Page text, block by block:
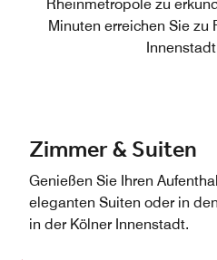
Rheinmetropole zu
Minuten erreichen Sie zu
Innenstadt
Zimmer & Suiten
Genießen Sie Ihren
eleganten Suiten oder in
in der Kölner Innenstadt.